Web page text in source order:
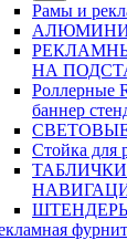
Рамы и
НА
Роллерные
баннер
Стойка для